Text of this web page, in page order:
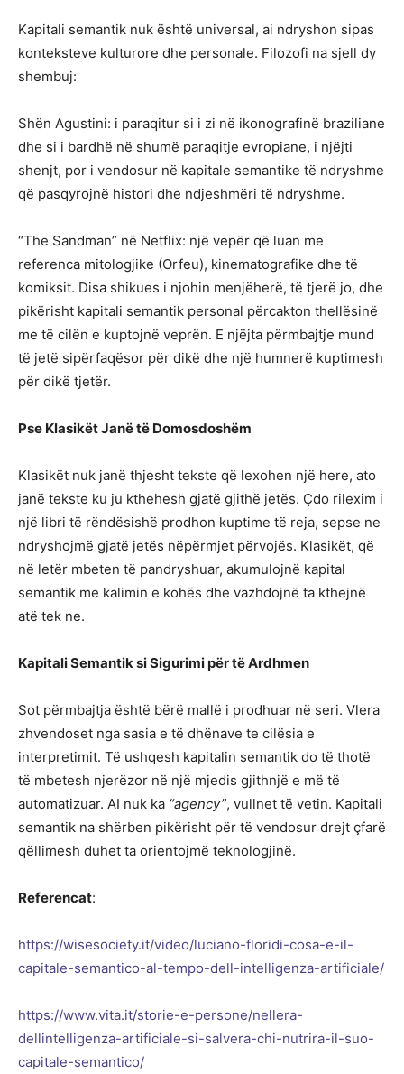
Kapitali semantik nuk është universal, ai ndryshon sipas
konteksteve kulturore dhe personale. Filozofi na sjell dy
shembuj:
Shën Agustini: i paraqitur si i zi në ikonografinë braziliane
dhe si i bardhë në shumë paraqitje evropiane, i njëjti
shenjt, por i vendosur në kapitale semantike të ndryshme
që pasqyrojnë histori dhe ndjeshmëri të ndryshme.
“The Sandman” në Netflix: një vepër që luan me
referenca mitologjike (Orfeu), kinematografike dhe të
komiksit. Disa shikues i njohin menjëherë, të tjerë jo, dhe
pikërisht kapitali semantik personal përcakton thellësinë
me të cilën e kuptojnë veprën. E njëjta përmbajtje mund
të jetë sipërfaqësor për dikë dhe një humnerë kuptimesh
për dikë tjetër.
Pse Klasikët Janë të Domosdoshëm
Klasikët nuk janë thjesht tekste që lexohen një here, ato
janë tekste ku ju kthehesh gjatë gjithë jetës. Çdo rilexim i
një libri të rëndësishë prodhon kuptime të reja, sepse ne
ndryshojmë gjatë jetës nëpërmjet përvojës. Klasikët, që
në letër mbeten të pandryshuar, akumulojnë kapital
semantik me kalimin e kohës dhe vazhdojnë ta kthejnë
atë tek ne.
Kapitali Semantik si Sigurimi për të Ardhmen
Sot përmbajtja është bërë mallë i prodhuar në seri. Vlera
zhvendoset nga sasia e të dhënave te cilësia e
interpretimit. Të ushqesh kapitalin semantik do të thotë
të mbetesh njerëzor në një mjedis gjithnjë e më të
automatizuar. AI nuk ka “agency”, vullnet të vetin. Kapitali
semantik na shërben pikërisht për të vendosur drejt çfarë
qëllimesh duhet ta orientojmë teknologjinë.
Referencat:
https://wisesociety.it/video/luciano-floridi-cosa-e-il-
capitale-semantico-al-tempo-dell-intelligenza-artificiale/
https://www.vita.it/storie-e-persone/nellera-
dellintelligenza-artificiale-si-salvera-chi-nutrira-il-suo-
capitale-semantico/